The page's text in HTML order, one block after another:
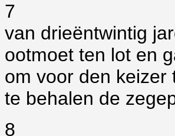
7
van drieëntwintig
ootmoet ten lot en
om voor den keizer
te behalen de
8